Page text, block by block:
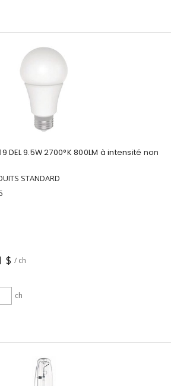
DEL 9.5W 2700°K 800LM à intensité non
STANDARD
$ / ch
ch